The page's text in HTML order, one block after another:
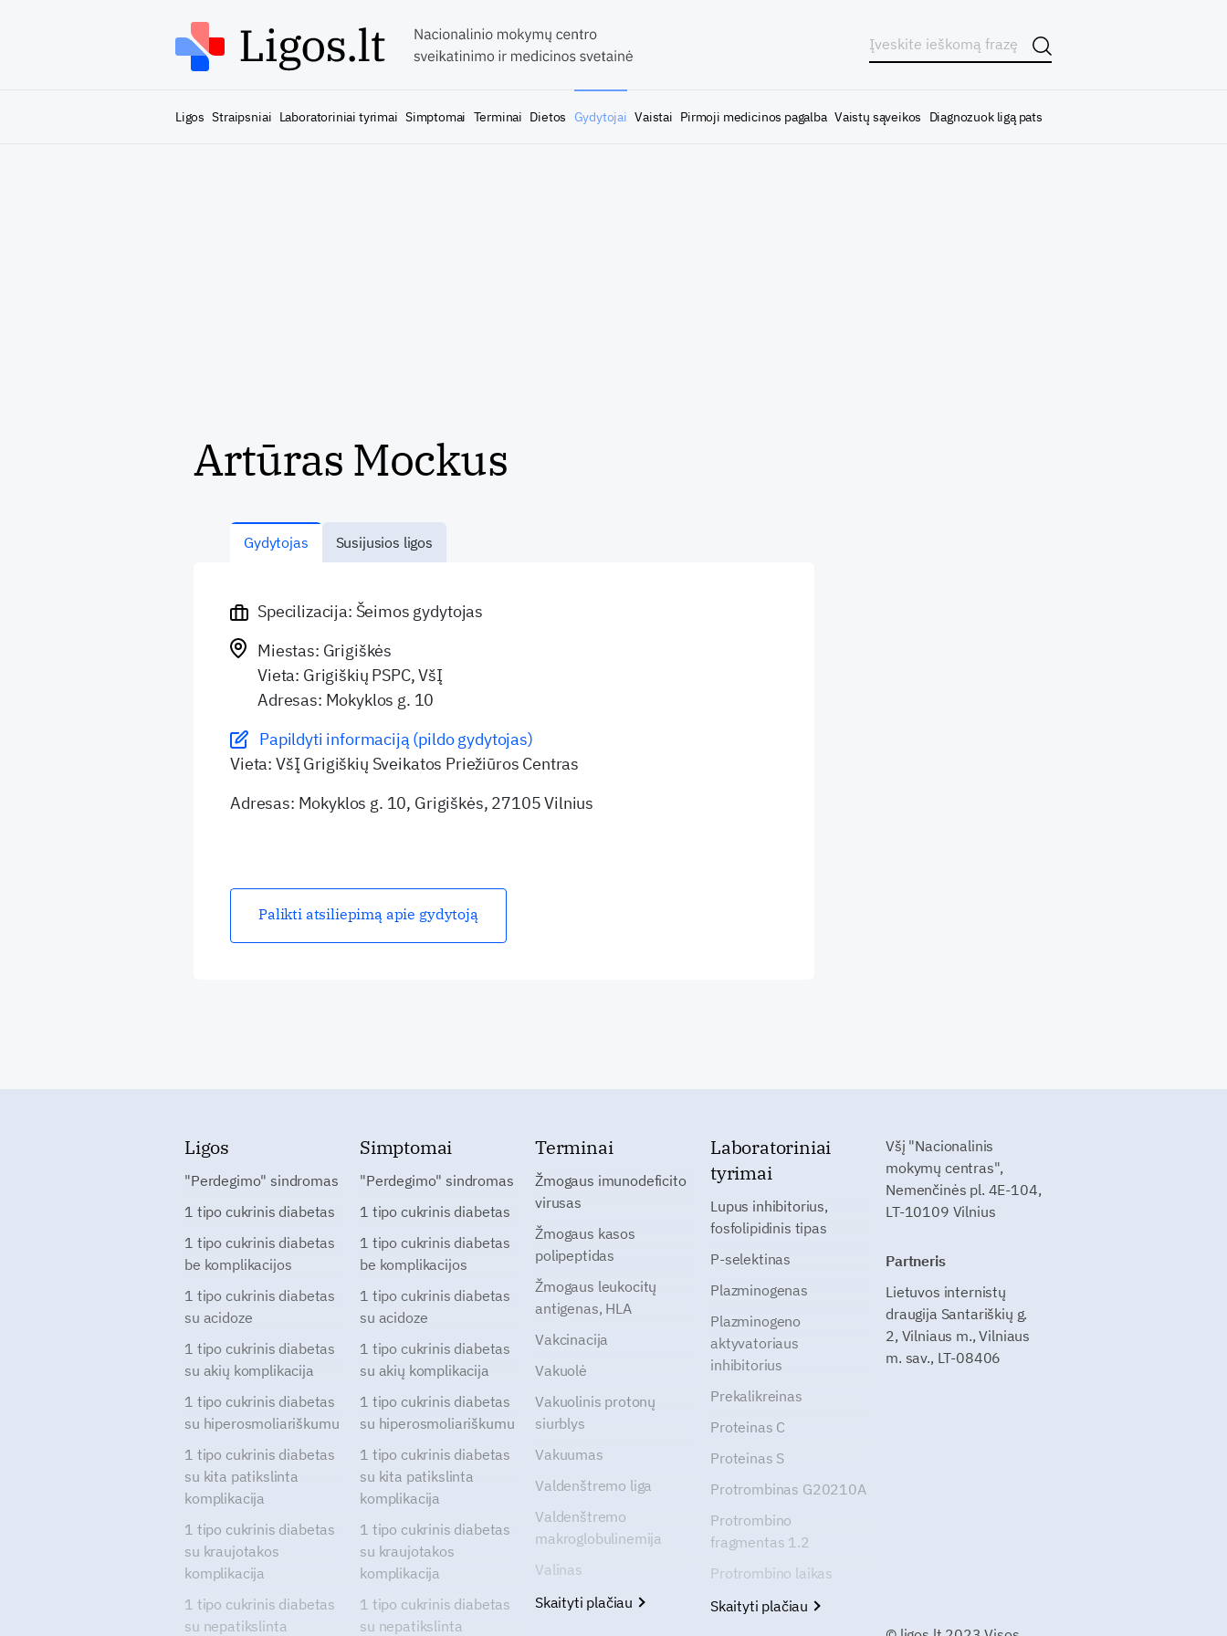
Ligos Straipsniai Laboratoriniai tyrimai Simptomai Terminai Dietos Gydytojai Vaistai Pirmoji medicinos pagalba Vaistų sąveikos Diagnozuok ligą pats
Artūras Mockus
Gydytojas Susijusios ligos
Specilizacija: Šeimos gydytojas
Miestas: Grigiškės
Vieta: Grigiškių PSPC, VšĮ
Adresas: Mokyklos g. 10
Papildyti informaciją (pildo gydytojas)
Vieta: VšĮ Grigiškių Sveikatos Priežiūros Centras
Adresas: Mokyklos g. 10, Grigiškės, 27105 Vilnius
Palikti atsiliepimą apie gydytoją
Ligos
"Perdegimo" sindromas
1 tipo cukrinis diabetas
1 tipo cukrinis diabetas
be komplikacijos
1 tipo cukrinis diabetas
su acidoze
1 tipo cukrinis diabetas
su akių komplikacija
1 tipo cukrinis diabetas
su hiperosmoliariškumu
1 tipo cukrinis diabetas
su kita patikslinta
komplikacija
1 tipo cukrinis diabetas
su kraujotakos
komplikacija
1 tipo cukrinis diabetas
su nepatikslinta
Simptomai
"Perdegimo" sindromas
1 tipo cukrinis diabetas
1 tipo cukrinis diabetas
be komplikacijos
1 tipo cukrinis diabetas
su acidoze
1 tipo cukrinis diabetas
su akių komplikacija
1 tipo cukrinis diabetas
su hiperosmoliariškumu
1 tipo cukrinis diabetas
su kita patikslinta
komplikacija
1 tipo cukrinis diabetas
su kraujotakos
komplikacija
1 tipo cukrinis diabetas
su nepatikslinta
Terminai
Žmogaus imunodeficito
virusas
Žmogaus kasos
polipeptidas
Žmogaus leukocitų
antigenas, HLA
Vakcinacija
Vakuolė
Vakuolinis protonų
siurblys
Vakuumas
Valdenštremo liga
Valdenštremo
makroglobulinemija
Valinas
Skaityti plačiau
Laboratoriniai
tyrimai
Lupus inhibitorius,
fosfolipidinis tipas
P-selektinas
Plazminogenas
Plazminogeno
aktyvatoriaus
inhibitorius
Prekalikreinas
Proteinas C
Proteinas S
Protrombinas G20210A
Protrombino
fragmentas 1.2
Protrombino laikas
Skaityti plačiau
Všį "Nacionalinis
mokymų centras",
Nemenčinės pl. 4E-104,
LT-10109 Vilnius
Partneris
Lietuvos internistų
draugija Santariškių g.
2, Vilniaus m., Vilniaus
m. sav., LT-08406